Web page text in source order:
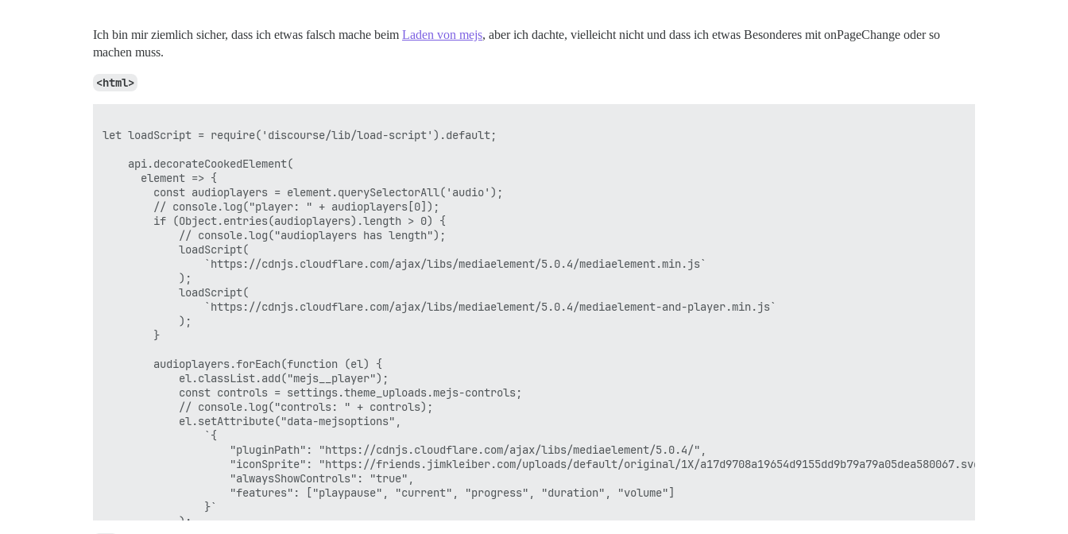
Ich bin mir ziemlich sicher, dass ich etwas falsch mache beim Laden von mejs, aber ich dachte, vielleicht nicht und dass ich etwas Besonderes mit onPageChange oder so
machen muss.
<html>
let loadScript = require('discourse/lib/load-script').default;
    api.decorateCookedElement(
      element => {
        const audioplayers = element.querySelectorAll('audio');
        // console.log("player: " + audioplayers[0]);
        if (Object.entries(audioplayers).length > 0) {
            // console.log("audioplayers has length");
            loadScript(
                `https://cdnjs.cloudflare.com/ajax/libs/mediaelement/5.0.4/mediaelement.min.js`
            );
            loadScript(
                `https://cdnjs.cloudflare.com/ajax/libs/mediaelement/5.0.4/mediaelement-and-player.min.js`
            );
        }
        audioplayers.forEach(function (el) {
            el.classList.add("mejs__player");
            const controls = settings.theme_uploads.mejs-controls;
            // console.log("controls: " + controls);
            el.setAttribute("data-mejsoptions",
                `{
                    "pluginPath": "https://cdnjs.cloudflare.com/ajax/libs/mediaelement/5.0.4/",
                    "iconSprite": "https://friends.jimkleiber.com/uploads/default/original/1X/a17d9708a19654d9155dd9b79a79a05dea580067.svg",
                    "alwaysShowControls": "true",
                    "features": ["playpause", "current", "progress", "duration", "volume"]
                }`
            );